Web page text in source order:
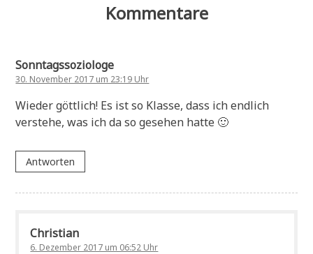
Kommentare
Sonntagssoziologe
30. November 2017 um 23:19 Uhr
Wieder göttlich! Es ist so Klasse, dass ich endlich
verstehe, was ich da so gesehen hatte 🙂
Antworten
Christian
6. Dezember 2017 um 06:52 Uhr